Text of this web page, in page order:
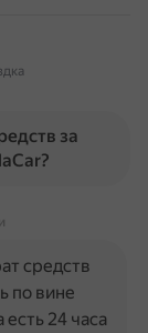
за
средств
по вине
24 часа